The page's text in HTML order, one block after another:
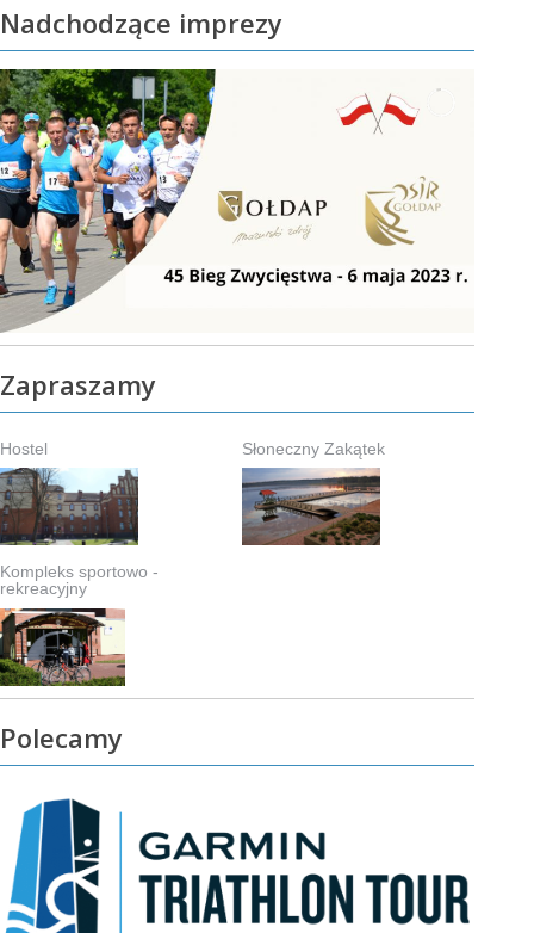
Nadchodzące imprezy
Zapraszamy
Hostel Słoneczny Zakątek
Kompleks sportowo -
rekreacyjny
Polecamy